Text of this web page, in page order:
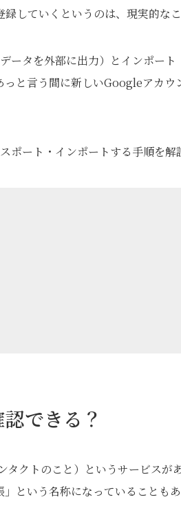
していくというのは、現実的な
タを外部に出力）とインポート
と言う間に新しいGoogleアカウ
ート・インポートする手順を解
できる？
クトのこと）というサービスが
という名称になっていることもあ